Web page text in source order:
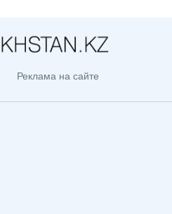
Реклама на сайте